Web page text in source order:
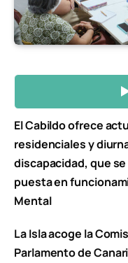
El Cabildo ofrece
residenciales y
discapacidad, que
puesta en
Mental
La Isla acoge la
Parlamento de